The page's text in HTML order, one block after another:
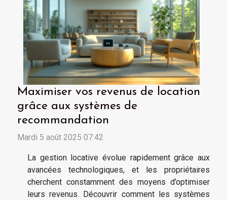
Maximiser vos revenus de location
grâce aux systèmes de
recommandation
Mardi 5 août 2025 07:42
La gestion locative évolue rapidement grâce aux
avancées technologiques, et les propriétaires
cherchent constamment des moyens d’optimiser
leurs revenus. Découvrir comment les systèmes